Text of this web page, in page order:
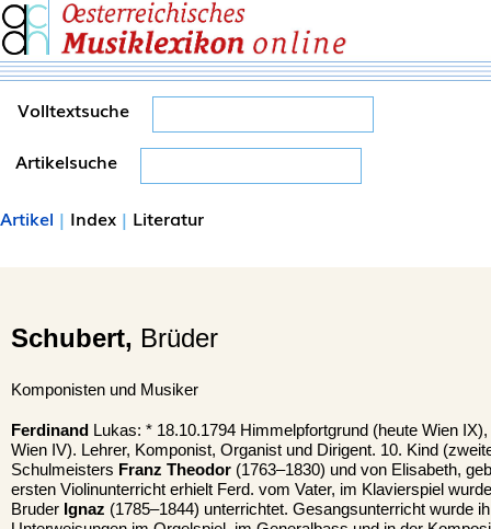
Volltextsuche
Artikelsuche
Artikel | Index | Literatur
Schubert, Brüder
Komponisten und Musiker
Ferdinand
Lukas: * 18.10.1794 Himmelpfortgrund (heute Wien
Wien IV). Lehrer, Komponist, Organist und Dirigent. 10. Kind
Schulmeisters Franz Theodor (1763–1830) und von Elisabeth,
ersten Violinunterricht erhielt Ferd. vom Vater, im Klavierspiel
Bruder Ignaz (1785–1844) unterrichtet. Gesangsunterricht wurde